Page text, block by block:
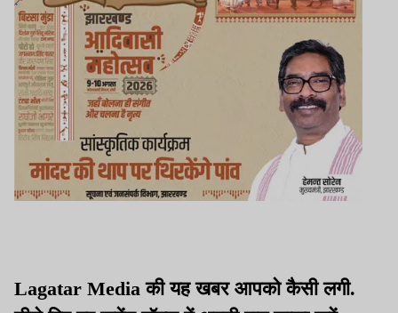
Lagatar Media की यह खबर आपको कैसी लगी.